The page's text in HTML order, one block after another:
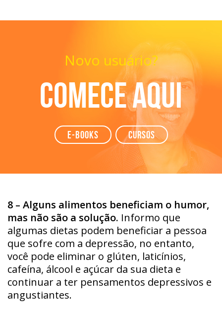
Novo usuário?
Comece aqui
e-books Cursos
8 – Alguns alimentos beneficiam o humor,
mas não são a solução. Informo que
algumas dietas podem beneficiar a pessoa
que sofre com a depressão, no entanto,
você pode eliminar o glúten, laticínios,
cafeína, álcool e açúcar da sua dieta e
continuar a ter pensamentos depressivos e
angustiantes.